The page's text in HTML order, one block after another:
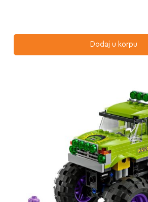
Dodaj u korpu